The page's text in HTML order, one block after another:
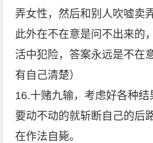
弄女性，然后和别人吹嘘卖
此外在不在意是问不出来的
活中犯险，答案永远是不在
有自己清楚）
16.十赌九输，考虑好各种
要动不动的就斩断自己的后
在作法自毙。